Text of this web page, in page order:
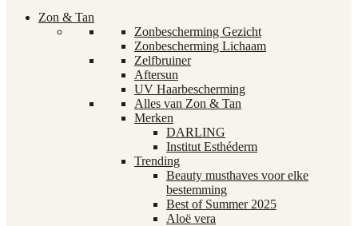
Zon & Tan
Zonbescherming Gezicht
Zonbescherming Lichaam
Zelfbruiner
Aftersun
UV Haarbescherming
Alles van Zon & Tan
Merken
DARLING
Institut Esthéderm
Trending
Beauty musthaves voor elke
bestemming
Best of Summer 2025
Aloë vera